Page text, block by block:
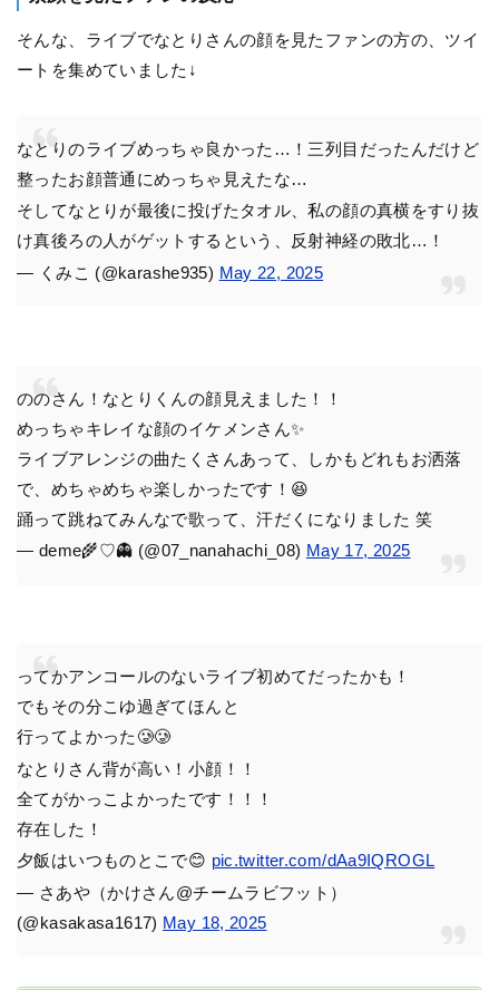
そんな、ライブでなとりさんの顔を見たファンの方の、ツイ
ートを集めていました↓
なとりのライブめっちゃ良かった…！三列目だったんだけど
整ったお顔普通にめっちゃ見えたな…
そしてなとりが最後に投げたタオル、私の顔の真横をすり抜
け真後ろの人がゲットするという、反射神経の敗北…！
— くみこ (@karashe935) May 22, 2025
ののさん！なとりくんの顔見えました！！
めっちゃキレイな顔のイケメンさん✨
ライブアレンジの曲たくさんあって、しかもどれもお洒落
で、めちゃめちゃ楽しかったです！😆
踊って跳ねてみんなで歌って、汗だくになりました 笑
— deme🌾♡👻 (@07_nanahachi_08) May 17, 2025
ってかアンコールのないライブ初めてだったかも！
でもその分こゆ過ぎてほんと
行ってよかった🥲🥲
なとりさん背が高い！小顔！！
全てがかっこよかったです！！！
存在した！
夕飯はいつものとこで😊 pic.twitter.com/dAa9IQROGL
— さあや（かけさん@チームラビフット）
(@kasakasa1617) May 18, 2025